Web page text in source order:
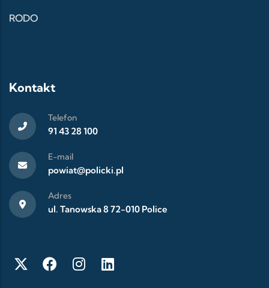
RODO
Kontakt
Telefon
91 43 28 100
E-mail
powiat@policki.pl
Adres
ul. Tanowska 8 72-010 Police